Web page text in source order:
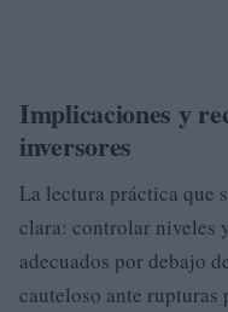
Implicaciones y
inversores
La lectura práctica que
clara: controlar niveles
adecuados por debajo
cauteloso ante rupturas